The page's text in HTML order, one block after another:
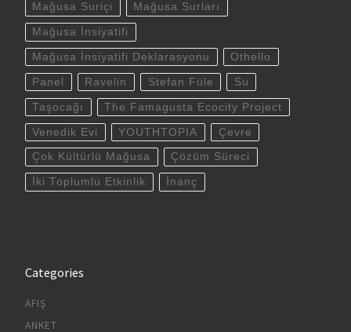
Mağusa Suriçi Mağusa Surları
Mağusa İnsiyatifi
Mağusa İnsiyatifi Deklarasyonu Othello
Panel Ravelin Stefan Füle Su
Taşocağı The Famagusta Ecocity Project
Venedik Evi YOUTHTOPIA Çevre
Çok Kültürlü Mağusa Çözüm Süreci
İki Toplumlu Etkinlik İnanç
Categories
AFIŞ
ANKET